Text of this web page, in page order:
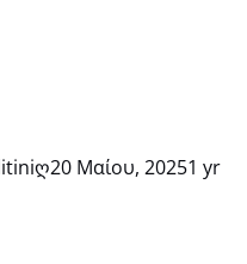
20 Μαίου, 20251 yr